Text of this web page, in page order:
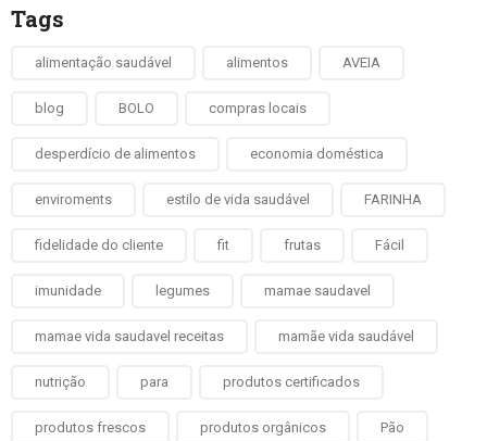
Tags
alimentação saudável alimentos AVEIA
blog BOLO compras locais
desperdício de alimentos economia doméstica
enviroments estilo de vida saudável FARINHA
fidelidade do cliente fit frutas Fácil
imunidade legumes mamae saudavel
mamae vida saudavel receitas mamãe vida saudável
nutrição para produtos certificados
produtos frescos produtos orgânicos Pão